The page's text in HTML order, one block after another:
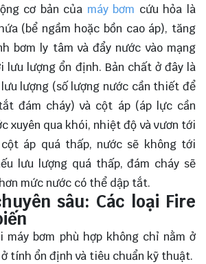
cơ bản của máy bơm cứu hỏa là
(bể ngầm hoặc bồn cao áp), tăng
bơm ly tâm và đẩy nước vào mạng
lưu lượng ổn định. Bản chất ở đây là
lượng (số lượng nước cần thiết để
đám cháy) và cột áp (áp lực cần
xuyên qua khói, nhiệt độ và vươn tới
áp quá thấp, nước sẽ không tới
lưu lượng quá thấp, đám cháy sẽ
mức nước có thể dập tắt.
sâu: Các loại Fire
máy bơm phù hợp không chỉ nằm ở
tính ổn định và tiêu chuẩn kỹ thuật.